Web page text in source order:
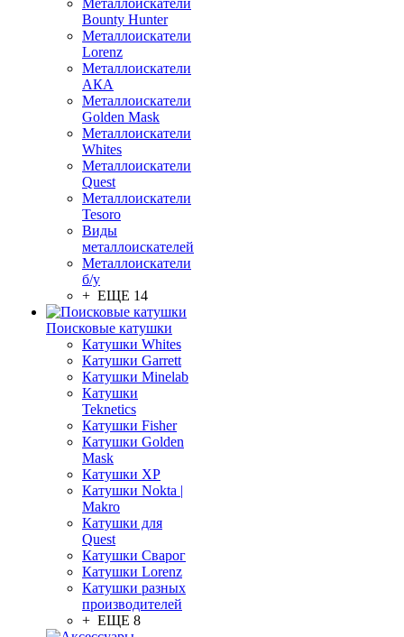
Металлоискатели
Bounty Hunter
Металлоискатели
Lorenz
Металлоискатели
АКА
Металлоискатели
Golden Mask
Металлоискатели
Whites
Металлоискатели
Quest
Металлоискатели
Tesoro
Виды
металлоискателей
Металлоискатели
б/у
+ ЕЩЕ 14
Поисковые катушки
Катушки Whites
Катушки Garrett
Катушки Minelab
Катушки
Teknetics
Катушки Fisher
Катушки Golden
Mask
Катушки XP
Катушки Nokta |
Makro
Катушки для
Quest
Катушки Сварог
Катушки Lorenz
Катушки разных
производителей
+ ЕЩЕ 8